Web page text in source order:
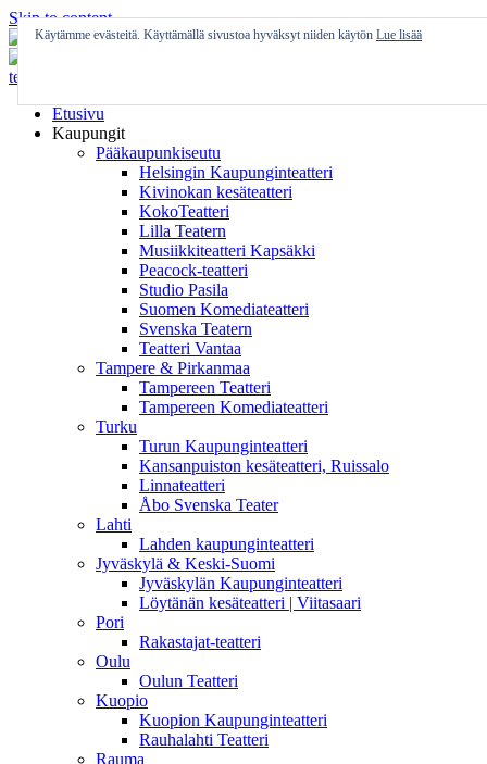
Skip to content
Etusivu
Kaupungit
Pääkaupunkiseutu
Helsingin Kaupunginteatteri
Kivinokan kesäteatteri
KokoTeatteri
Lilla Teatern
Musiikkiteatteri Kapsäkki
Peacock-teatteri
Studio Pasila
Suomen Komediateatteri
Svenska Teatern
Teatteri Vantaa
Tampere & Pirkanmaa
Tampereen Teatteri
Tampereen Komediateatteri
Turku
Turun Kaupunginteatteri
Kansanpuiston kesäteatteri, Ruissalo
Linnateatteri
Åbo Svenska Teater
Lahti
Lahden kaupunginteatteri
Jyväskylä & Keski-Suomi
Jyväskylän Kaupunginteatteri
Löytänän kesäteatteri | Viitasaari
Pori
Rakastajat-teatteri
Oulu
Oulun Teatteri
Kuopio
Kuopion Kaupunginteatteri
Rauhalahti Teatteri
Rauma
Käytämme evästeitä. Käyttämällä sivustoa hyväksyt niiden käytön Lue lisää